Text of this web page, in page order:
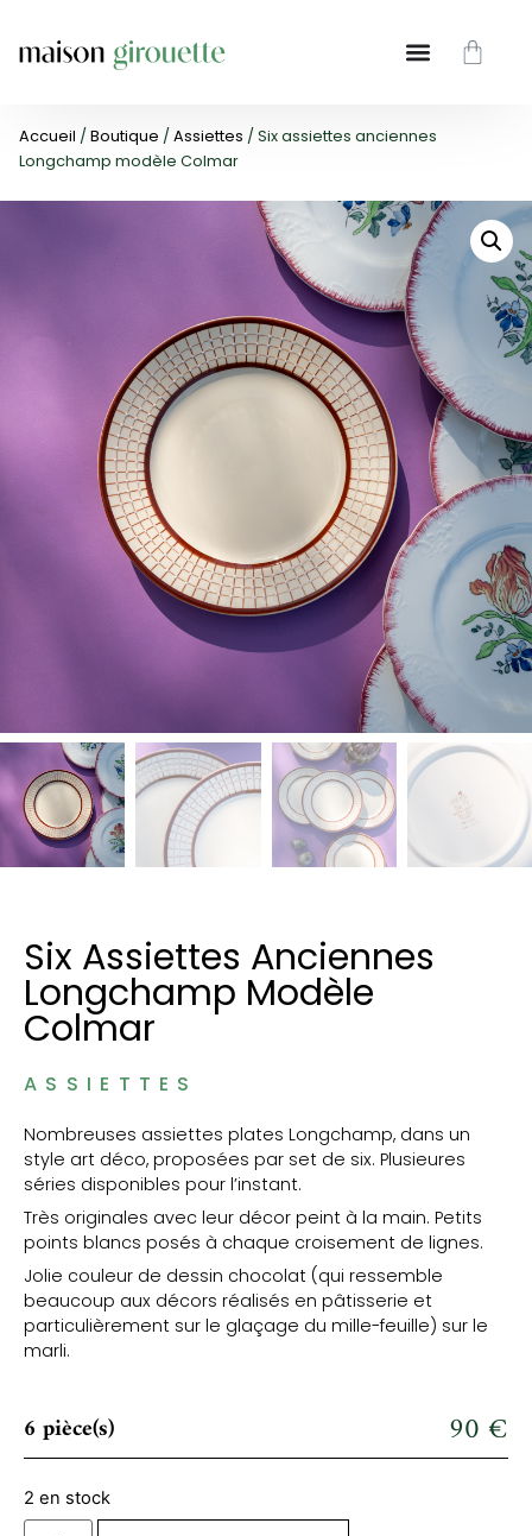
Accueil / Boutique / Assiettes / Six assiettes anciennes
Longchamp modèle Colmar
Six Assiettes Anciennes
Longchamp Modèle
Colmar
ASSIETTES
Nombreuses assiettes plates Longchamp, dans un
style art déco, proposées par set de six. Plusieures
séries disponibles pour l’instant.
Très originales avec leur décor peint à la main. Petits
points blancs posés à chaque croisement de lignes.
Jolie couleur de dessin chocolat (qui ressemble
beaucoup aux décors réalisés en pâtisserie et
particulièrement sur le glaçage du mille-feuille) sur le
marli.
6 pièce(s) 90 €
2 en stock